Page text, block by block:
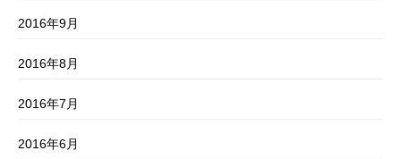
2016年9月
2016年8月
2016年7月
2016年6月